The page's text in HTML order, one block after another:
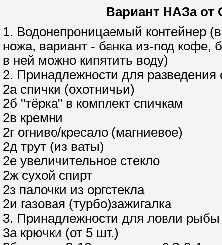
Вариант НАЗa от
1. Водонепроницаемый контейнер
ножа, вариант - банка из-под кофе,
в ней можно кипятить воду)
2. Принадлежности для разведения
2а спички (охотничьи)
2б "тёрка" в комплект спичкам
2в кремни
2г огниво/кресало (магниевое)
2д трут (из ваты)
2е увеличительное стекло
2ж сухой спирт
2з палочки из оргстекла
2и газовая (турбо)зажигалка
3. Принадлежности для ловли рыбы
3а крючки (от 5 шт.)